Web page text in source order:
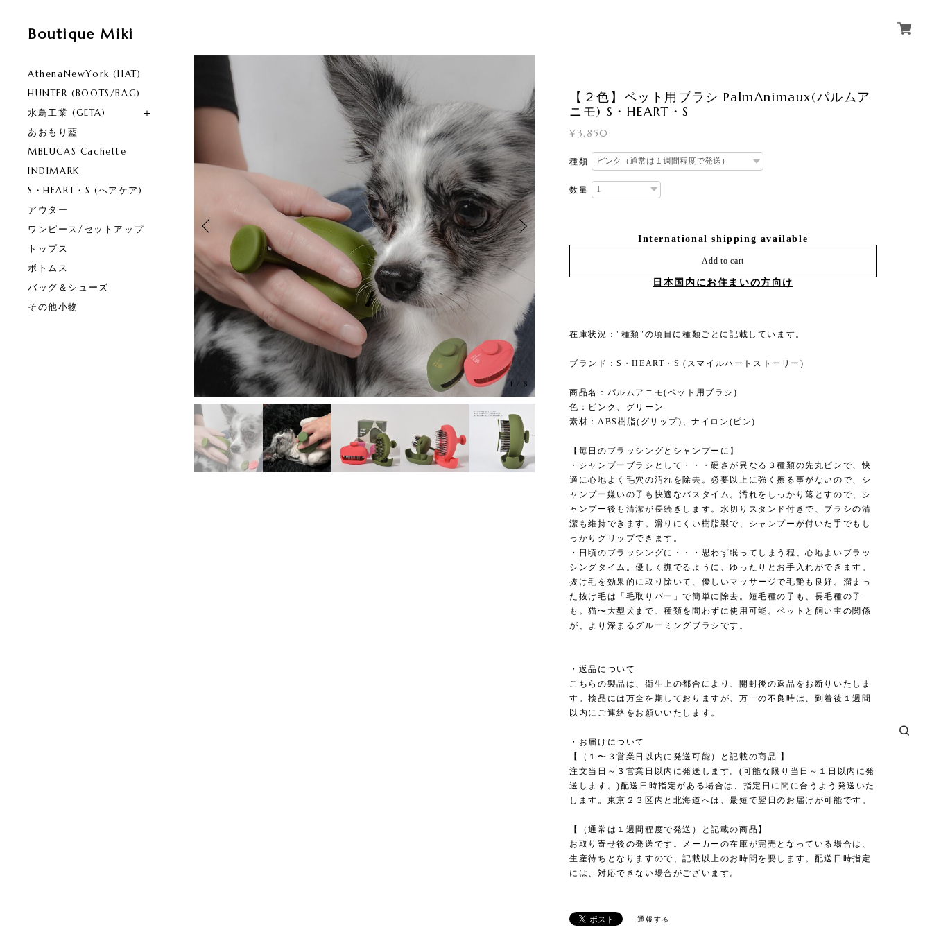
Boutique Miki
AthenaNewYork (HAT)
HUNTER (BOOTS/BAG)
水鳥工業 (GETA)
あおもり藍
MBLUCAS Cachette
INDIMARK
S・HEART・S (ヘアケア)
アウター
ワンピース/セットアップ
トップス
ボトムス
バッグ＆シューズ
その他小物
1 /8
【２色】ペット用ブラシ PalmAnimaux(パルムア
ニモ) S・HEART・S
¥3,850
種類
数量
International shipping available
Add to cart
日本国内にお住まいの方向け
在庫状況："種類"の項目に種類ごとに記載しています。
ブランド：S・HEART・S (スマイルハートストーリー)
商品名：パルムアニモ(ペット用ブラシ)
色：ピンク、グリーン
素材：ABS樹脂(グリップ)、ナイロン(ピン)
【毎日のブラッシングとシャンプーに】
・シャンプーブラシとして・・・硬さが異なる３種類の先丸ピンで、快
適に心地よく毛穴の汚れを除去。必要以上に強く擦る事がないので、シ
ャンプー嫌いの子も快適なバスタイム。汚れをしっかり落とすので、シ
ャンプー後も清潔が長続きします。水切りスタンド付きで、ブラシの清
潔も維持できます。滑りにくい樹脂製で、シャンプーが付いた手でもし
っかりグリップできます。
・日頃のブラッシングに・・・思わず眠ってしまう程、心地よいブラッ
シングタイム。優しく撫でるように、ゆったりとお手入れができます。
抜け毛を効果的に取り除いて、優しいマッサージで毛艶も良好。溜まっ
た抜け毛は「毛取りバー」で簡単に除去。短毛種の子も、長毛種の子
も。猫〜大型犬まで、種類を問わずに使用可能。ペットと飼い主の関係
が、より深まるグルーミングブラシです。
・返品について
こちらの製品は、衛生上の都合により、開封後の返品をお断りいたしま
す。検品には万全を期しておりますが、万一の不良時は、到着後１週間
以内にご連絡をお願いいたします。
・お届けについて
【（１〜３営業日以内に発送可能）と記載の商品 】
注文当日～３営業日以内に発送します。(可能な限り当日～１日以内に発
送します。)配送日時指定がある場合は、指定日に間に合うよう発送いた
します。東京２３区内と北海道へは、最短で翌日のお届けが可能です。
【（通常は１週間程度で発送）と記載の商品】
お取り寄せ後の発送です。メーカーの在庫が完売となっている場合は、
生産待ちとなりますので、記載以上のお時間を要します。配送日時指定
には、対応できない場合がございます。
通報する